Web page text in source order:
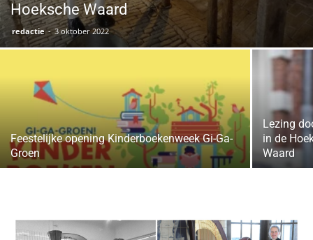
Hoeksche Waard
redactie - 3 oktober 2022
Feestelijke opening Kinderboekenweek Gi-Ga-
Groen
Lezing
in de
Waard